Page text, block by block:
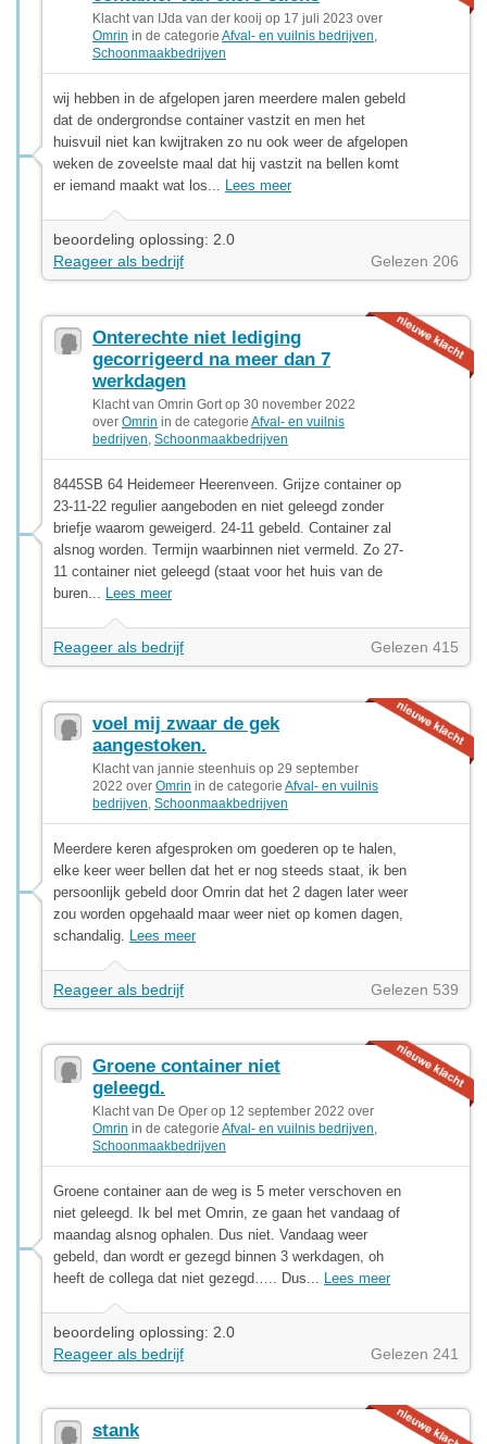
Klacht van IJda van der kooij op 17 juli 2023 over
Omrin in de categorie Afval- en vuilnis bedrijven
Schoonmaakbedrijven
wij hebben in de afgelopen jaren meerdere malen gebeld
dat de ondergrondse container vastzit en men het
huisvuil niet kan kwijtraken zo nu ook weer de afgelopen
weken de zoveelste maal dat hij vastzit na bellen komt
er iemand maakt wat los... Lees meer
beoordeling oplossing: 2.0
Reageer als bedrijf
Gelezen 206
Onterechte niet lediging
gecorrigeerd na meer dan 7
werkdagen
Klacht van Omrin Gort op 30 november 2022
over Omrin in de categorie Afval- en vuilnis
bedrijven Schoonmaakbedrijven
8445SB 64 Heidemeer Heerenveen. Grijze container op
23-11-22 regulier aangeboden en niet geleegd zonder
briefje waarom geweigerd. 24-11 gebeld. Container zal
alsnog worden. Termijn waarbinnen niet vermeld. Zo 27-
11 container niet geleegd (staat voor het huis van de
buren... Lees meer
Reageer als bedrijf Gelezen 415
voel mij zwaar de gek
aangestoken.
Klacht van jannie steenhuis op 29 september
2022 over Omrin in de categorie Afval- en vuilnis
bedrijven Schoonmaakbedrijven
Meerdere keren afgesproken om goederen op te halen,
elke keer weer bellen dat het er nog steeds staat, ik ben
persoonlijk gebeld door Omrin dat het 2 dagen later weer
zou worden opgehaald maar weer niet op komen dagen,
schandalig. Lees meer
Reageer als bedrijf Gelezen 539
Groene container niet
geleegd.
Klacht van De Oper op 12 september 2022 over
Omrin in de categorie Afval- en vuilnis bedrijven
Schoonmaakbedrijven
Groene container aan de weg is 5 meter verschoven en
niet geleegd. Ik bel met Omrin, ze gaan het vandaag of
maandag alsnog ophalen. Dus niet. Vandaag weer
gebeld, dan wordt er gezegd binnen 3 werkdagen, oh
heeft de collega dat niet gezegd….. Dus... Lees meer
beoordeling oplossing: 2.0
Reageer als bedrijf
Gelezen 241
stank